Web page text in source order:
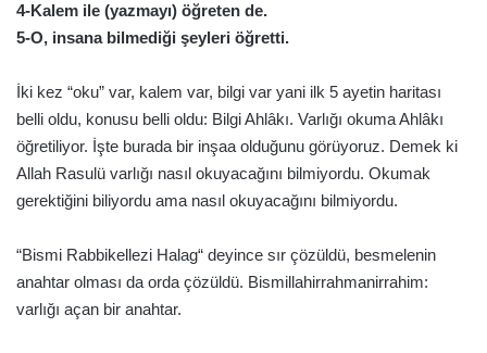
4-Kalem ile (yazmayı) öğreten de.
5-O, insana bilmediği şeyleri öğretti.
İki kez “oku” var, kalem var, bilgi var yani ilk 5 ayetin haritası
belli oldu, konusu belli oldu: Bilgi Ahlâkı. Varlığı okuma Ahlâkı
öğretiliyor. İşte burada bir inşaa olduğunu görüyoruz. Demek ki
Allah Rasulü varlığı nasıl okuyacağını bilmiyordu. Okumak
gerektiğini biliyordu ama nasıl okuyacağını bilmiyordu.
“Bismi Rabbikellezi Halag“ deyince sır çözüldü, besmelenin
anahtar olması da orda çözüldü. Bismillahirrahmanirrahim:
varlığı açan bir anahtar.